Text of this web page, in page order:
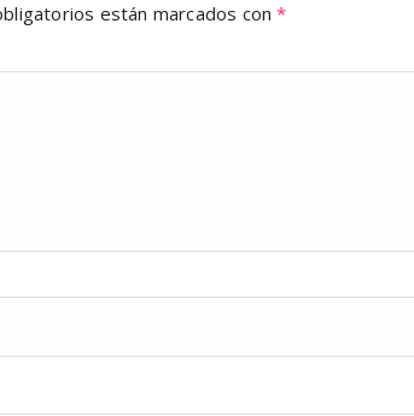
están marcados con*